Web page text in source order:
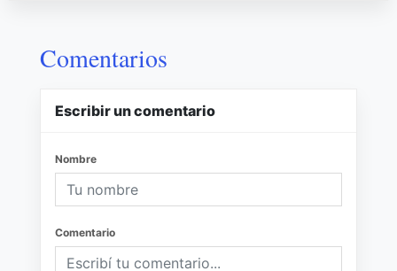
Comentarios
Escribir un comentario
Nombre
Comentario